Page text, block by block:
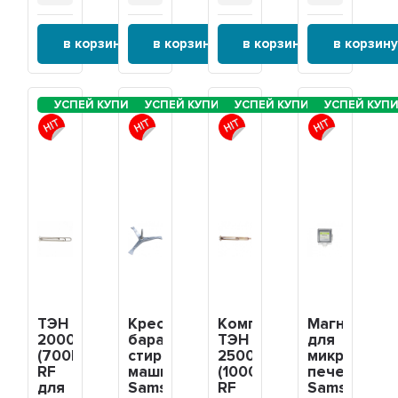
в корзину в корзину в корзину в корзину
ТЭН
2000Вт
(700Вт/1300Вт)
RF
для
Крестовина
барабана
стиральной
машины
Samsung
Комплект
ТЭН
2500Вт
(1000Вт/1500Вт)
RF
Магнетрон
для
печей
Samsung,